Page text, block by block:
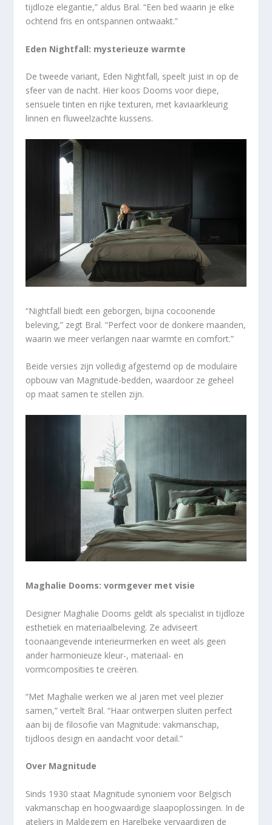
tijdloze elegantie,” aldus Bral. “Een bed waarin je elke
ochtend fris en ontspannen ontwaakt.”
Eden Nightfall: mysterieuze warmte
De tweede variant, Eden Nightfall, speelt juist in op de
sfeer van de nacht. Hier koos Dooms voor diepe,
sensuele tinten en rijke texturen, met kaviaarkleurig
linnen en fluweelzachte kussens.
“Nightfall biedt een geborgen, bijna cocoonende
beleving,” zegt Bral. “Perfect voor de donkere maanden,
waarin we meer verlangen naar warmte en comfort.”
Beide versies zijn volledig afgestemd op de modulaire
opbouw van Magnitude-bedden, waardoor ze geheel
op maat samen te stellen zijn.
Maghalie Dooms: vormgever met visie
Designer Maghalie Dooms geldt als specialist in tijdloze
esthetiek en materiaalbeleving. Ze adviseert
toonaangevende interieurmerken en weet als geen
ander harmonieuze kleur-, materiaal- en
vormcomposities te creëren.
“Met Maghalie werken we al jaren met veel plezier
samen,” vertelt Bral. “Haar ontwerpen sluiten perfect
aan bij de filosofie van Magnitude: vakmanschap,
tijdloos design en aandacht voor detail.”
Over Magnitude
Sinds 1930 staat Magnitude synoniem voor Belgisch
vakmanschap en hoogwaardige slaapoplossingen. In de
ateliers in Maldegem en Harelbeke vervaardigen de